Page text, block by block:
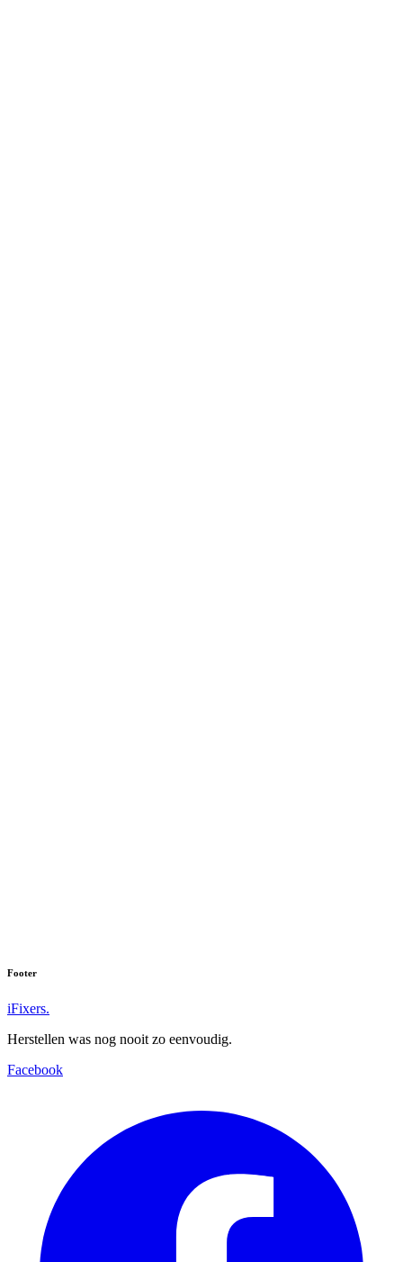
Footer
iFixers.
Herstellen was nog nooit zo eenvoudig.
Facebook